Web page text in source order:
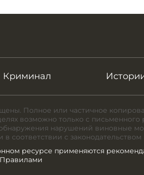
Криминал
Полное или частичное
возможно только с
обнаружения нарушений виновные
в соответствии с
ресурсе применяются
Правилами